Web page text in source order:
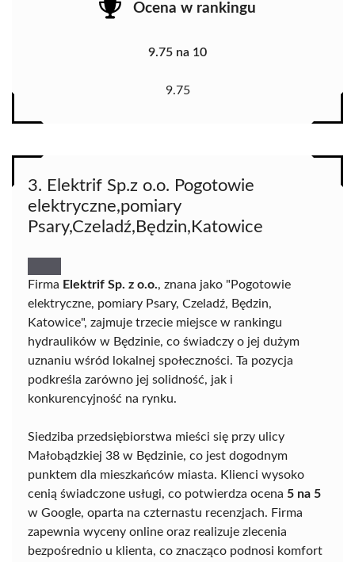
Ocena w rankingu
9.75 na 10
9.75
3. Elektrif Sp.z o.o. Pogotowie
elektryczne,pomiary
Psary,Czeladź,Będzin,Katowice
Firma Elektrif Sp. z o.o., znana jako "Pogotowie
elektryczne, pomiary Psary, Czeladź, Będzin,
Katowice", zajmuje trzecie miejsce w rankingu
hydraulików w Będzinie, co świadczy o jej dużym
uznaniu wśród lokalnej społeczności. Ta pozycja
podkreśla zarówno jej solidność, jak i
konkurencyjność na rynku.
Siedziba przedsiębiorstwa mieści się przy ulicy
Małobądzkiej 38 w Będzinie, co jest dogodnym
punktem dla mieszkańców miasta. Klienci wysoko
cenią świadczone usługi, co potwierdza ocena 5 na 5
w Google, oparta na czternastu recenzjach. Firma
zapewnia wyceny online oraz realizuje zlecenia
bezpośrednio u klienta, co znacząco podnosi komfort